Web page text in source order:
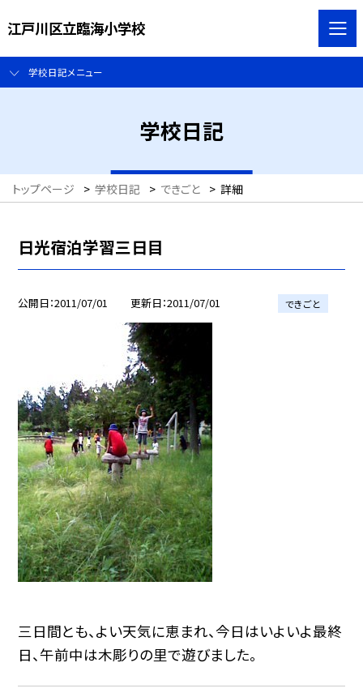
江戸川区立臨海小学校
学校日記メニュー
学校日記
トップページ > 学校日記 > できごと > 詳細
日光宿泊学習三日目
公開日 2011/07/01 更新日 2011/07/01 できごと
三日間とも、よい天気に恵まれ、今日はいよいよ最終
日、午前中は木彫りの里で遊びました。